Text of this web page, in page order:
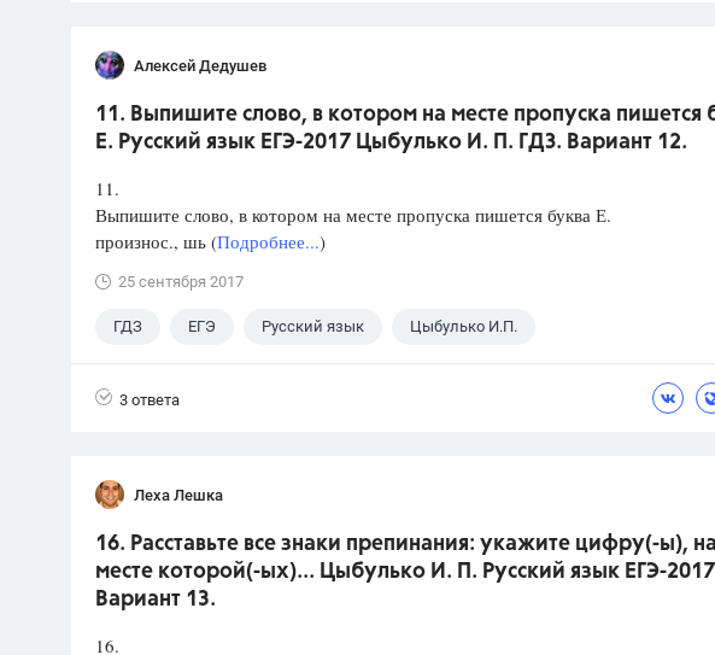
Алексей Дедушев
11. Выпишите слово, в котором на месте пропуска пишется
Е. Русский язык ЕГЭ-2017 Цыбулько И. П. ГДЗ. Вариант 12.
11.
Выпишите слово, в котором на месте пропуска пишется буква Е.
произнос., шь (Подробнее...)
25 сентября 2017
ГДЗ ЕГЭ Русский язык Цыбулько И.П.
3 ответа
Леха Лешка
16. Расставьте все знаки препинания: укажите цифру(-ы), на
месте которой(-ых)... Цыбулько И. П. Русский язык ЕГЭ-
Вариант 13.
16.